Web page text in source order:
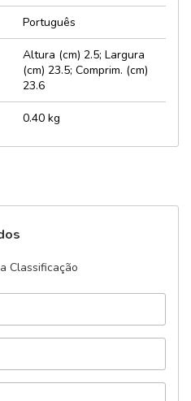
Português
Altura (cm) 2.5; Largura
(cm) 23.5; Comprim. (cm)
23.6
0.40 kg
Classificação